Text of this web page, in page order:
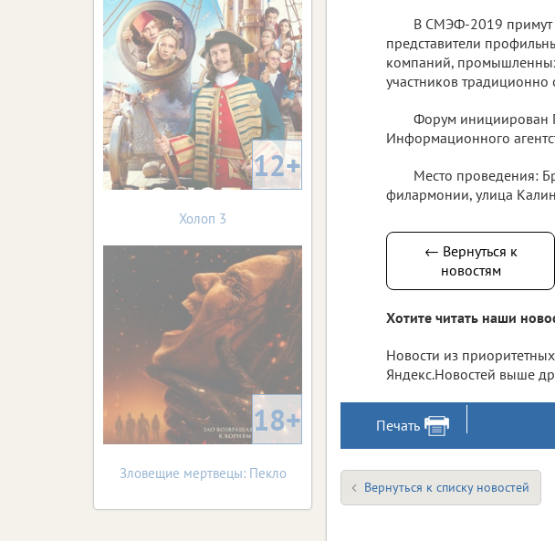
В СМЭФ-2019 примут
представители
компаний,
участников традиционно
Форум инициирован
Информационного
Место проведения:
филармонии, улица
← Вернуться к
новостям
Хотите читать наши
Новости из
Яндекс.Новостей выше
Печать
Вернуться к списку новостей
12+
Холоп 3
18+
Зловещие мертвецы: Пекло